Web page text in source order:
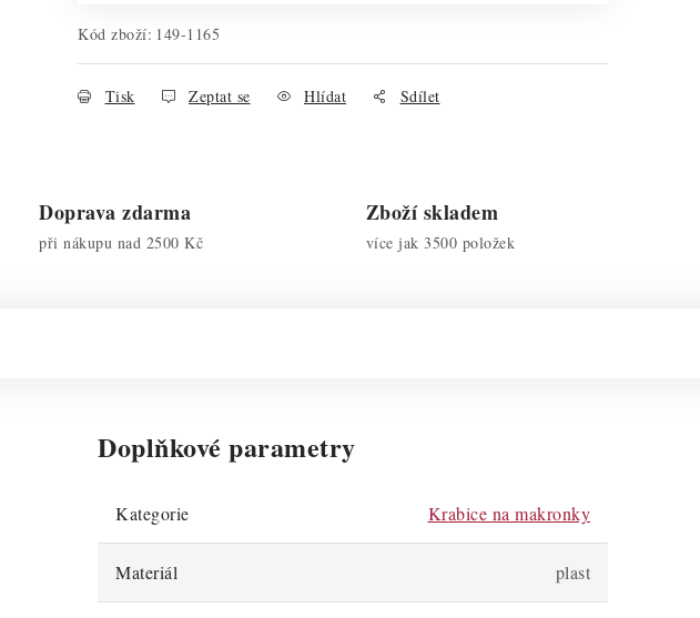
Kód zboží: 149-1165
Tisk Zeptat se Hlídat Sdílet
Doprava zdarma
při nákupu nad 2500 Kč
Zboží skladem
více jak 3500 položek
Doplňkové parametry
Kategorie Krabice na makronky
Materiál plast